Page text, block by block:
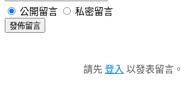
公開留言 私密留言
發佈留言
請先 登入 以發表留言。